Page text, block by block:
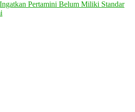
Pertamini Belum Miliki Standar